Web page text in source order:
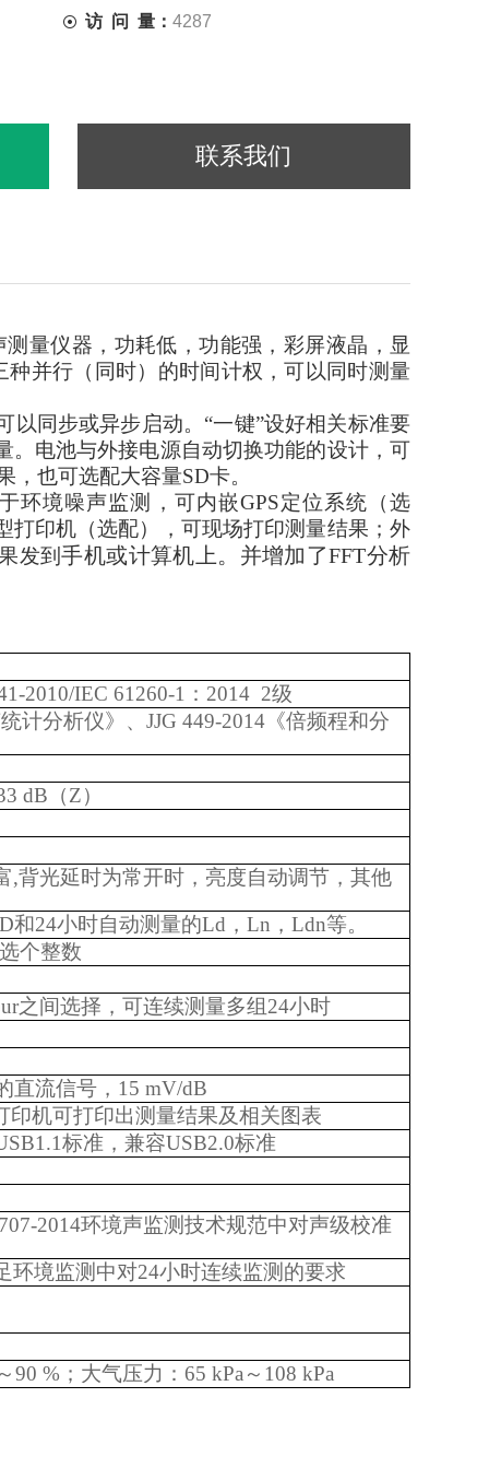
访 问 量： 4287
联系我们
量仪器，功耗低，功能强，彩屏液晶，显
并行（同时）的时间计权，可以同时测量
以同步或异步启动。“一键”设好相关标准要
。电池与外接电源自动切换功能的设计，可
也可选配大容量SD卡。
环境噪声监测，可内嵌GPS定位系统（选
打印机（选配），可现场打印测量结果；外
发到手机或计算机上。并增加了FFT分析
2010/IEC 61260-1：2014 2级
计分析仪》、JJG 449-2014《倍频程和分
dB（Z）
,背光延时为常开时，亮度自动调节，其他
24小时自动测量的Ld，Ln，Ldn等。
个整数
之间选择，可连续测量多组24小时
直流信号，15 mV/dB
印机可打印出测量结果及相关图表
标准，兼容USB2.0标准
2014环境声监测技术规范中对声级校准
境监测中对24小时连续监测的要求
%；大气压力：65 kPa～108 kPa